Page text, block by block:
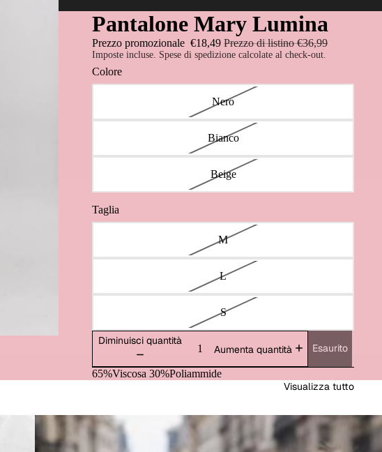
Pantalone Mary Lumina
Prezzo promozionale €18,49 Prezzo di listino€36,99
Imposte incluse. Spese di spedizione calcolate al check-out.
Colore
Nero
Bianco
Beige
Taglia
M
L
S
Diminuisci quantità
Aumenta quantità Esaurito
65%Viscosa 30%Poliammide
Visualizza tutto